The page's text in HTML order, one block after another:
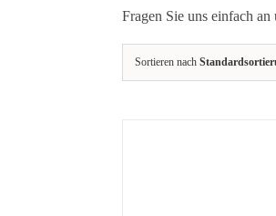
Fragen Sie uns einfach
Sortieren nach